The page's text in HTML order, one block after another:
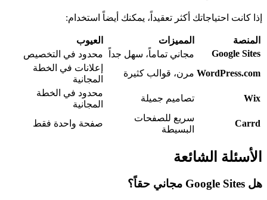
إذا كانت احتياجاتك أكثر تعقيداً، يمكنك أيضاً استخدام:
المنصة المميزات
العيوب
Google Sites
مجاني تماماً، سهل جداً
محدود في التخصيص
WordPress.com مرن، قوالب كثيرة
إعلانات في الخطة
المجانية
Wix
تصاميم جميلة
محدود في الخطة
المجانية
Carrd
سريع للصفحات
البسيطة
صفحة واحدة فقط
الأسئلة الشائعة
هل Google Sites مجاني حقاً؟